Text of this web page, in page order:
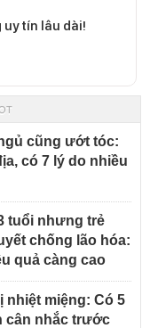
uy tín lâu dài!
cũng ướt tóc:
có 7 lý do nhiều
tuổi nhưng trẻ
chống lão hóa:
quả càng cao
miệng: Có 5
cân nhắc trước